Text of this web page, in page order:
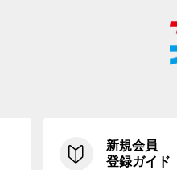
新規会員
登録ガイド